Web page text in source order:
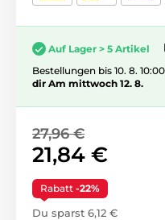
Auf Lager > 5 Artikel
Bestellungen bis 10. 8.
dir Am mittwoch 12. 8.
27,96 €
21,84 €
Rabatt -22%
Du sparst 6,12 €